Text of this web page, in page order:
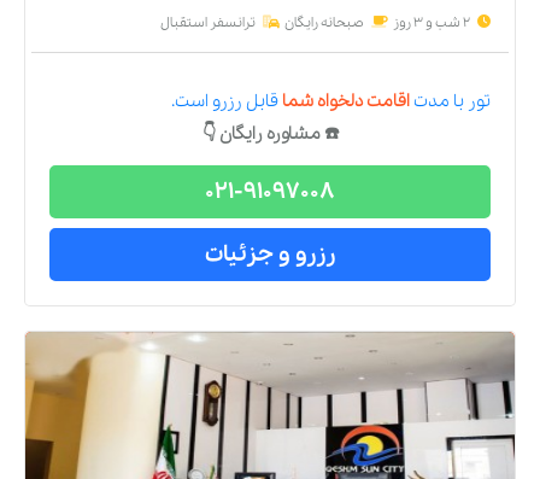
2 شب و 3 روز صبحانه رایگان ترانسفر استقبال
تور با مدتاقامت دلخواه شما قابل رزرو است.
☎️ مشاوره رایگان 👇
021-91097008
رزرو و جزئیات